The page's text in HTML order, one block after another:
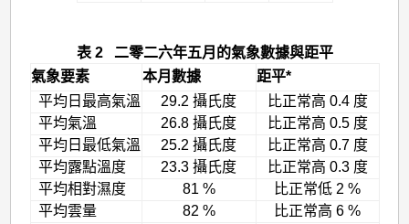
表 2 二零二六年五月的氣象數據與距平
氣象要素
本月數據
距平*
平均日最高氣溫
29.2 攝氏度
比正常高 0.4 度
平均氣溫
26.8 攝氏度
比正常高 0.5 度
平均日最低氣溫
25.2 攝氏度
比正常高 0.7 度
平均露點溫度
23.3 攝氏度
比正常高 0.3 度
平均相對濕度
81 %
比正常低 2 %
平均雲量
82 % 比正常高 6 %